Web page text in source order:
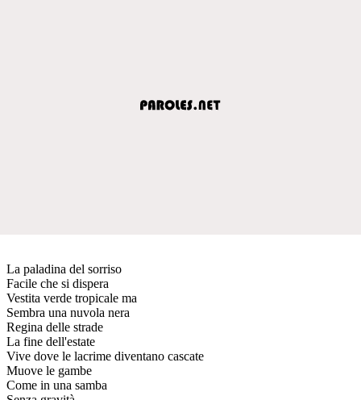
La paladina del sorriso
Facile che si dispera
Vestita verde tropicale ma
Sembra una nuvola nera
Regina delle strade
La fine dell'estate
Vive dove le lacrime diventano cascate
Muove le gambe
Come in una samba